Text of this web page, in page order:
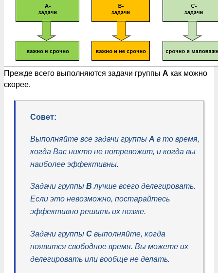
Прежде всего выполняются задачи группы А как можно
скорее.
Совет:
Выполняйте все задачи группы A в то время,
когда Вас никто не потревожит, и когда вы
наиболее эффективны.
Задачи группы B лучше всего делегировать.
Если это невозможно, постарайтесь
эффективно решить их позже.
Задачи группы C выполняйте, когда
появится свободное время. Вы можете их
делегировать или вообще не делать.